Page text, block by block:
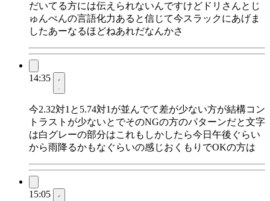
だいてる方には伝えられないんですけどドリさんとじ
ゅんぺんの言語化力あると信じて今スラックにあげま
したあーなるほどねあれだなんかさ
14:35
今2.32対1と5.74対1が並んでて差が少ない方が結構コン
トラストが少ないとでそのNGの方のパターンだと文字
は白グレーの部分はこれもしかしたら今日午後ぐらい
から雨降るかもなぐらいの感じおくもりでOKの方は
15:05